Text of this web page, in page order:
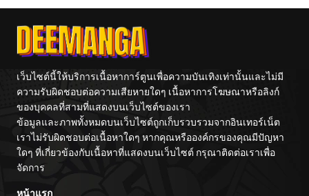
เว็บไซต์นี้ให้บริการเนื้อหาการ์ตูนเพื่อความบันเทิงเท่านั้นและไม่มี
ความรับผิดชอบต่อความเสียหายใดๆ เนื้อหาการโฆษณาหรือลิงก์
ของบุคคลที่สามที่แสดงบนเว็บไซต์ของเรา
ข้อมูลและภาพทั้งหมดบนเว็บไซต์ถูกเก็บรวบรวมจากอินเทอร์เน็ต
เราไม่รับผิดชอบต่อเนื้อหาใดๆ หากคุณหรือองค์กรของคุณมีปัญหา
ใดๆ ที่เกี่ยวข้องกับเนื้อหาที่แสดงบนเว็บไซต์ กรุณาติดต่อเราเพื่อ
จัดการ